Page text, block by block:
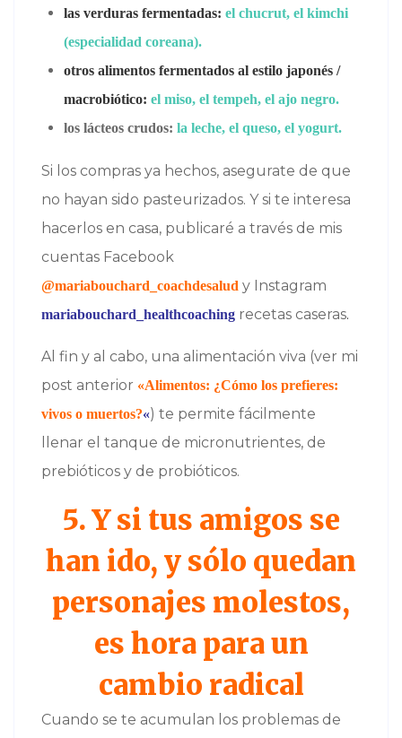
las verduras fermentadas: el chucrut, el kimchi
(especialidad coreana).
otros alimentos fermentados al estilo japonés /
macrobiótico: el miso, el tempeh, el ajo negro.
los lácteos crudos: la leche, el queso, el yogurt.
Si los compras ya hechos, asegurate de que
no hayan sido pasteurizados. Y si te interesa
hacerlos en casa, publicaré a través de mis
cuentas Facebook
@mariabouchard_coachdesalud y Instagram
mariabouchard_healthcoaching recetas caseras.
Al fin y al cabo, una alimentación viva (ver mi
post anterior «Alimentos: ¿Cómo los prefieres:
vivos o muertos?«) te permite fácilmente
llenar el tanque de micronutrientes, de
prebióticos y de probióticos.
5. Y si tus amigos se
han ido, y sólo quedan
personajes molestos,
es hora para un
cambio radical
Cuando se te acumulan los problemas de